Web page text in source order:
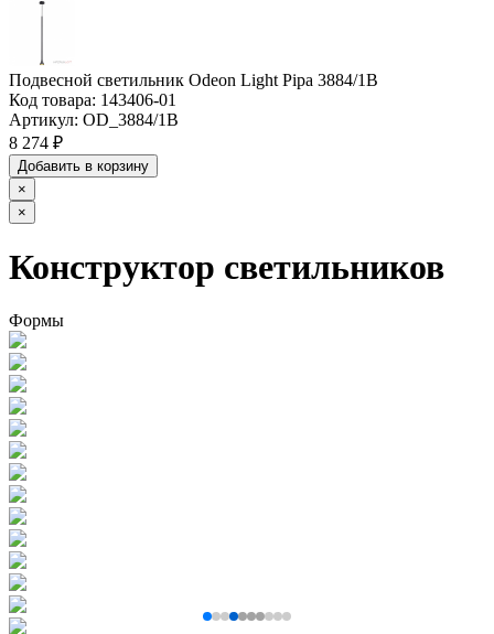
Подвесной светильник Odeon Light Pipa 3884/1B
Код товара: 143406-01
Артикул: OD_3884/1B
8 274 ₽
Добавить в корзину
×
×
Конструктор светильников
Формы